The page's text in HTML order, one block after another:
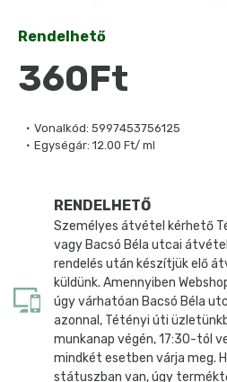
Vonalkód: 5997453756125
Egységár: 12.00 Ft/ ml
Rendelhető
360Ft
RENDELHETŐ
Személyes átvétel kérhető
vagy Bacsó Béla utcai
rendelés után készítjük elő
küldünk. Amennyiben
úgy várhatóan Bacsó Béla
azonnal, Tétényi úti
munkanap végén, 17:30-tól
mindkét esetben várja meg.
státuszban van, úgy